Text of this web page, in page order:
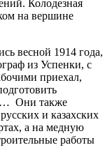
Колодезная
на вершине
весной 1914 года,
из Успенки, с
приехал,
Они также
и казахских
а на медную
работы